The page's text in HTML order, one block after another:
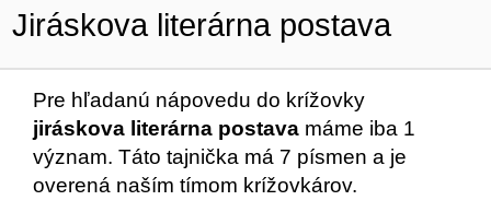
Jiráskova literárna postava
Pre hľadanú nápovedu do krížovky
jiráskova literárna postava máme iba 1
význam. Táto tajnička má 7 písmen a je
overená naším tímom krížovkárov.